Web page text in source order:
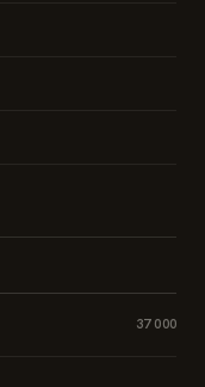
37 000